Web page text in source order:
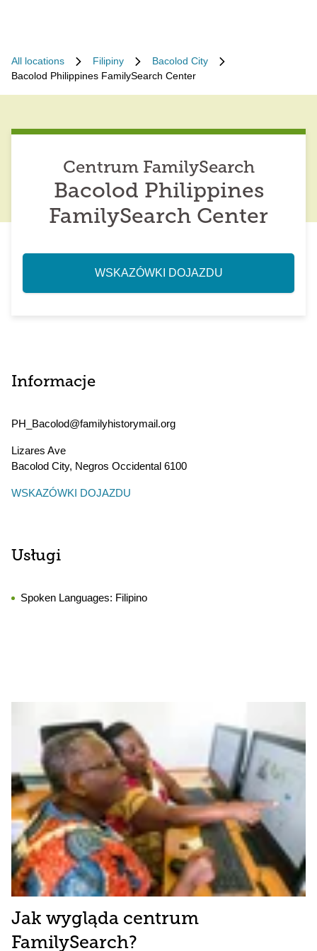
All locations Filipiny
Bacolod City
Bacolod Philippines FamilySearch Center
Centrum FamilySearch
Bacolod Philippines
FamilySearch Center
WSKAZÓWKI DOJAZDU
Informacje
PH_Bacolod@familyhistorymail.org
Lizares Ave
Bacolod City, Negros Occidental 6100
WSKAZÓWKI DOJAZDU
Usługi
Spoken Languages: Filipino
Jak wygląda centrum
FamilySearch?